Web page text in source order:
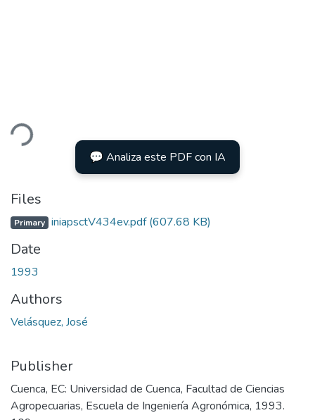
💬 Analiza este PDF con IA
Files
Primary iniapsctV434ev.pdf(607.68 KB)
Date
1993
Authors
Velásquez, José
Publisher
Cuenca, EC: Universidad de Cuenca, Facultad de Ciencias
Agropecuarias, Escuela de Ingeniería Agronómica, 1993.